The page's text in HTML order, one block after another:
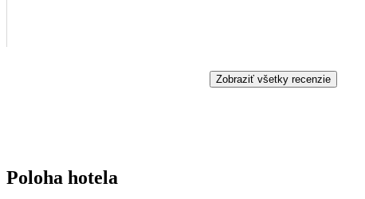
Zobraziť všetky recenzie
Poloha hotela